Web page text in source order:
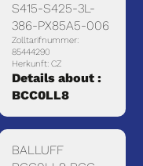
S415-S425-3L-
386-PX85A5-006
Zolltarifnummer:
85444290
Herkunft: CZ
Details about :
BCC0LL8
BALLUFF